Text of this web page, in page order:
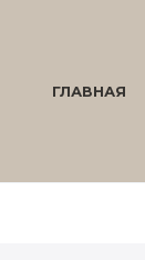
ГЛАВНАЯ